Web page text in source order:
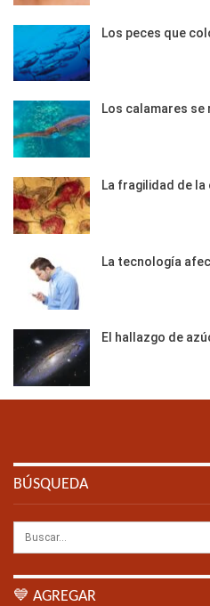
Los peces que
Los calamares se
La fragilidad de la
La tecnología
El hallazgo de
BÚSQUEDA
💙 AGREGAR